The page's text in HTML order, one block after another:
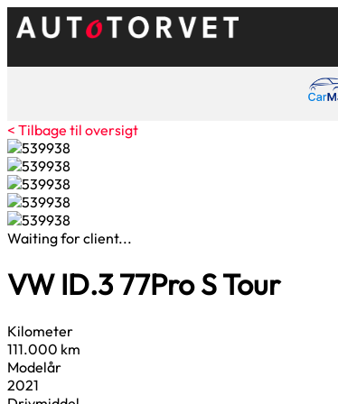
< Tilbage til oversigt
Waiting for client...
VW ID.377Pro S Tour
Kilometer
111.000 km
Modelår
2021